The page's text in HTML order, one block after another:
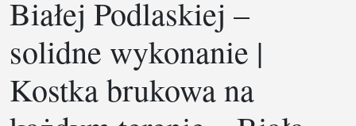
Białej Podlaskiej –
solidne wykonanie |
Kostka brukowa na